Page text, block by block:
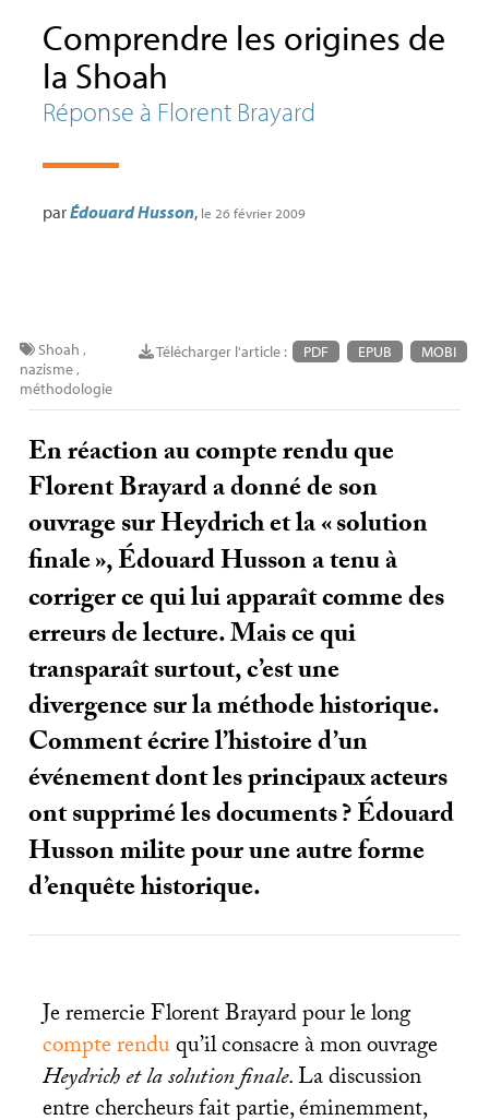
Comprendre les origines de
la Shoah
Réponse à Florent Brayard
parÉdouard Husson, le 26 février 2009
Télécharger l'article : PDF EPUB MOBI
Shoah ,
nazisme,
méthodologie
En réaction au compte rendu que
Florent Brayard a donné de son
ouvrage sur Heydrich et la «solution
finale», Édouard Husson a tenu à
corriger ce qui lui apparaît comme des
erreurs de lecture. Mais ce qui
transparaît surtout, c’est une
divergence sur la méthode historique.
Comment écrire l’histoire d’un
événement dont les principaux acteurs
ont supprimé les documents? Édouard
Husson milite pour une autre forme
d’enquête historique.
Je remercie Florent Brayard pour le long
compte renduqu’il consacre à mon ouvrage
Heydrich et la solution finale. La discussion
entre chercheurs fait partie, éminemment,